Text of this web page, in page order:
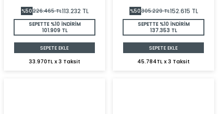
%50226.465TL113.232 TL
SEPETTE %10 İNDİRİM
101.909 TL
SEPETE EKLE
33.970TL x 3 Taksit
%50305.229TL152.615 TL
SEPETTE %10 İNDİRİM
137.353 TL
SEPETE EKLE
45.784TL x 3 Taksit